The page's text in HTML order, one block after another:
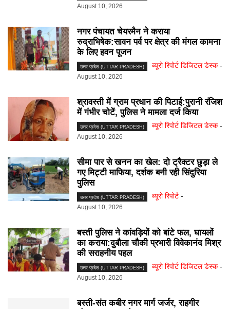
August 10, 2026
नगर पंचायत चेयरमैन ने कराया
रुद्राभिषेक:सावन पर्व पर क्षेत्र की मंगल कामना
के लिए हवन पूजन
उत्तर प्रदेश (UTTAR PRADESH) ब्यूरो रिपोर्ट डिजिटल डेस्क -
August 10, 2026
श्रावस्ती में ग्राम प्रधान की पिटाई:पुरानी रंजिश
में गंभीर चोटें, पुलिस ने मामला दर्ज किया
उत्तर प्रदेश (UTTAR PRADESH) ब्यूरो रिपोर्ट डिजिटल डेस्क -
August 10, 2026
सीमा पार से खनन का खेल: दो ट्रैक्टर छुड़ा ले
गए मिट्टी माफिया, दर्शक बनी रही सिंदुरिया
पुलिस
उत्तर प्रदेश (UTTAR PRADESH) ब्यूरो रिपोर्ट -
August 10, 2026
बस्ती पुलिस ने कांवड़ियों को बांटे फल, घायलों
का कराया:दुबौला चौकी प्रभारी विवेकानंद मिश्र
की सराहनीय पहल
उत्तर प्रदेश (UTTAR PRADESH) ब्यूरो रिपोर्ट डिजिटल डेस्क -
August 10, 2026
बस्ती-संत कबीर नगर मार्ग जर्जर, राहगीर